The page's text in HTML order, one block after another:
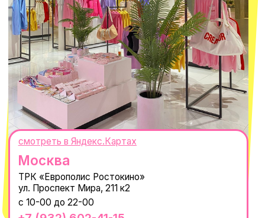
ИП Проворный Алексей Алексеевич
ИНН 667114098580
ОГРНИП 320665800076581
© 2021-2025 Macrocosm ®